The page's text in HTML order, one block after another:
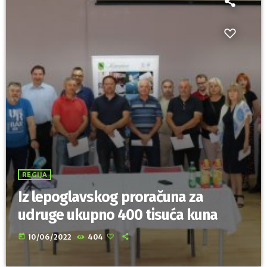
REGIJA
Iz lepoglavskog proračuna za
udruge ukupno 400 tisuća kuna
today 10/06/2022 404